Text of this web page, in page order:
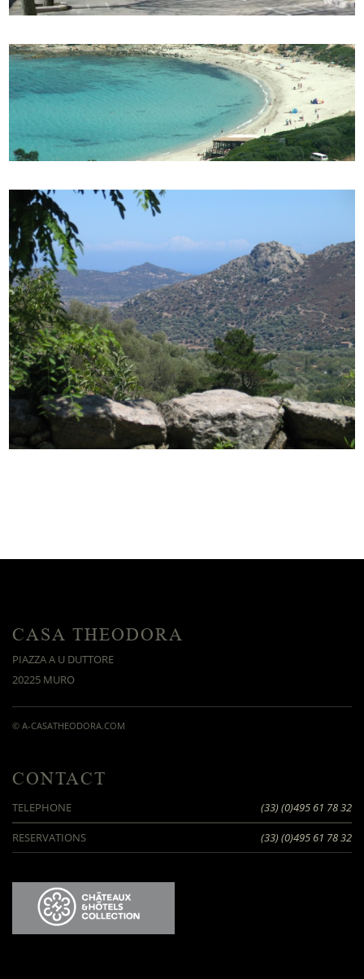
CASA THEODORA
PIAZZA A U DUTTORE
20225 MURO
© A-CASATHEODORA.COM
CONTACT
TELEPHONE (33) (0)495 61 78 32
RESERVATIONS (33) (0)495 61 78 32